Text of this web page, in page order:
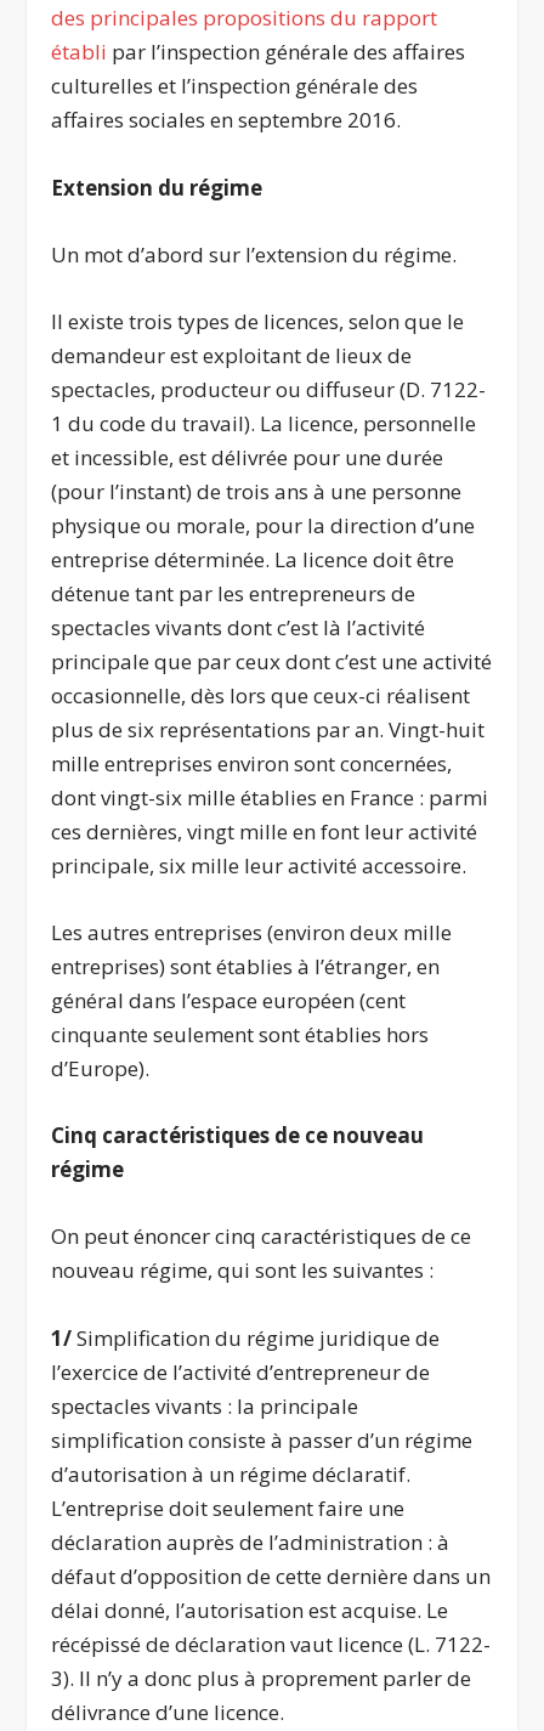
des principales propositions du rapport
établi par l’inspection générale des affaires
culturelles et l’inspection générale des
affaires sociales en septembre 2016.
Extension du régime
Un mot d’abord sur l’extension du régime.
Il existe trois types de licences, selon que le
demandeur est exploitant de lieux de
spectacles, producteur ou diffuseur (D. 7122-
1 du code du travail). La licence, personnelle
et incessible, est délivrée pour une durée
(pour l’instant) de trois ans à une personne
physique ou morale, pour la direction d’une
entreprise déterminée. La licence doit être
détenue tant par les entrepreneurs de
spectacles vivants dont c’est là l’activité
principale que par ceux dont c’est une activité
occasionnelle, dès lors que ceux-ci réalisent
plus de six représentations par an. Vingt-huit
mille entreprises environ sont concernées,
dont vingt-six mille établies en France : parmi
ces dernières, vingt mille en font leur activité
principale, six mille leur activité accessoire.
Les autres entreprises (environ deux mille
entreprises) sont établies à l’étranger, en
général dans l’espace européen (cent
cinquante seulement sont établies hors
d’Europe).
Cinq caractéristiques de ce nouveau
régime
On peut énoncer cinq caractéristiques de ce
nouveau régime, qui sont les suivantes :
1/Simplification du régime juridique de
l’exercice de l’activité d’entrepreneur de
spectacles vivants : la principale
simplification consiste à passer d’un régime
d’autorisation à un régime déclaratif.
L’entreprise doit seulement faire une
déclaration auprès de l’administration : à
défaut d’opposition de cette dernière dans un
délai donné, l’autorisation est acquise. Le
récépissé de déclaration vaut licence (L. 7122-
3). Il n’y a donc plus à proprement parler de
délivrance d’une licence.